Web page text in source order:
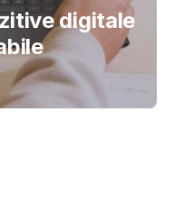
digitale